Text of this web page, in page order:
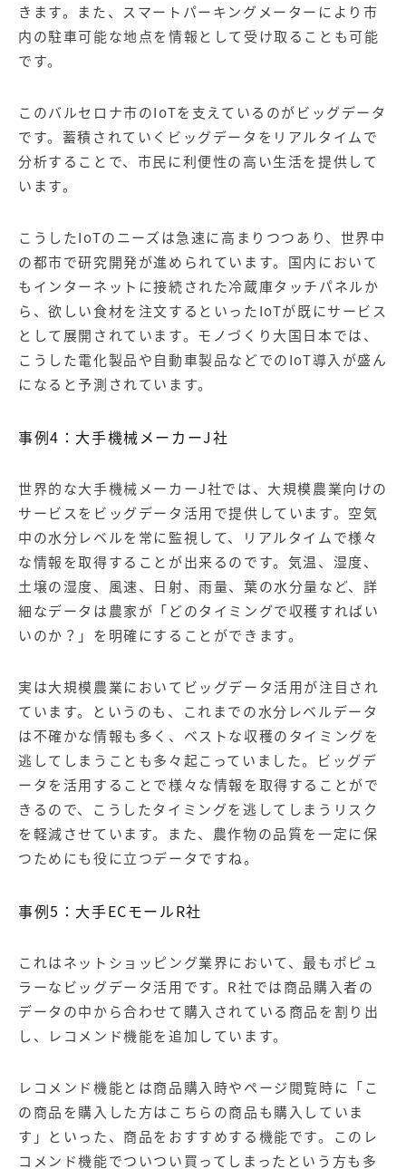
きます。また、スマートパーキングメーターにより市
内の駐車可能な地点を情報として受け取ることも可能
です。
このバルセロナ市のIoTを支えているのがビッグデータ
です。蓄積されていくビッグデータをリアルタイムで
分析することで、市民に利便性の高い生活を提供して
います。
こうしたIoTのニーズは急速に高まりつつあり、世界中
の都市で研究開発が進められています。国内において
もインターネットに接続された冷蔵庫タッチパネルか
ら、欲しい食材を注文するといったIoTが既にサービス
として展開されています。モノづくり大国日本では、
こうした電化製品や自動車製品などでのIoT導入が盛ん
になると予測されています。
事例4：大手機械メーカーJ社
世界的な大手機械メーカーJ社では、大規模農業向けの
サービスをビッグデータ活用で提供しています。空気
中の水分レベルを常に監視して、リアルタイムで様々
な情報を取得することが出来るのです。気温、湿度、
土壌の湿度、風速、日射、雨量、葉の水分量など、詳
細なデータは農家が「どのタイミングで収穫すればい
いのか？」を明確にすることができます。
実は大規模農業においてビッグデータ活用が注目され
ています。というのも、これまでの水分レベルデータ
は不確かな情報も多く、ベストな収穫のタイミングを
逃してしまうことも多々起こっていました。ビッグデ
ータを活用することで様々な情報を取得することがで
きるので、こうしたタイミングを逃してしまうリスク
を軽減させています。また、農作物の品質を一定に保
つためにも役に立つデータですね。
事例5：大手ECモールR社
これはネットショッピング業界において、最もポピュ
ラーなビッグデータ活用です。R社では商品購入者の
データの中から合わせて購入されている商品を割り出
し、レコメンド機能を追加しています。
レコメンド機能とは商品購入時やページ閲覧時に「こ
の商品を購入した方はこちらの商品も購入していま
す」といった、商品をおすすめする機能です。このレ
コメンド機能でついつい買ってしまったという方も多